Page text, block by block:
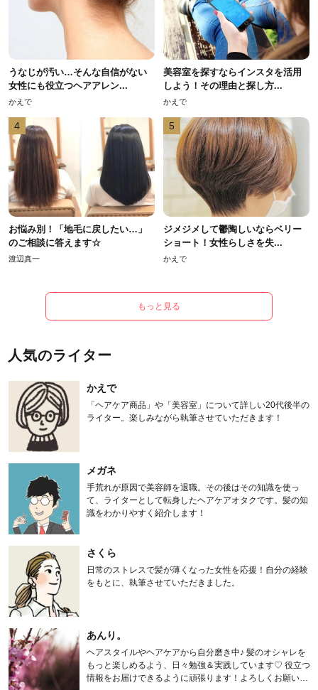
うなじが汚い…そんな自信がない
女性にも役立つヘアアレン...
かえで
美容室を探すならインスタを活用
しよう！その理由と探し方...
かえで
4
お悩み別！「地毛に戻したい…」
のご相談に答えます☆
渡辺真一
5
ジメジメして鬱陶しいならベリー
ショート！女性らしさを失...
かえで
もっと見る
人気のライター
かえで
「ヘアケア商品」や「美容室」について詳しい20代後半の
ライター。楽しみながら執筆させていただきます！
メガネ
手荒れが原因で美容師を退職。その後はその知識を使っ
て、ライターとして転身したヘアケアオタクです。髪の知
識をわかりやすく紹介します！
さくら
日常のストレスで髪が薄くなった女性を応援！自分の経験
をもとに、執筆させていただきました。
あんり。
ヘアスタイルやヘアケアから自分磨き中♪ 髪のオシャレを
もっと楽しめるよう、日々勉強＆実践しています♡ 役立つ
情報をお届けできるように頑張ります！よろしくお願いし